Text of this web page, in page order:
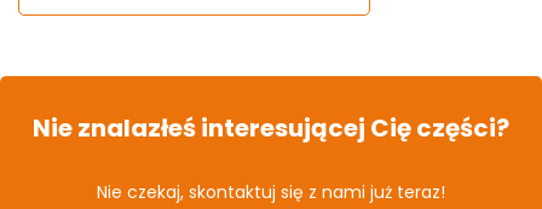
Nie znalazłeś interesującej Cię części?
Nie czekaj, skontaktuj się z nami już teraz!